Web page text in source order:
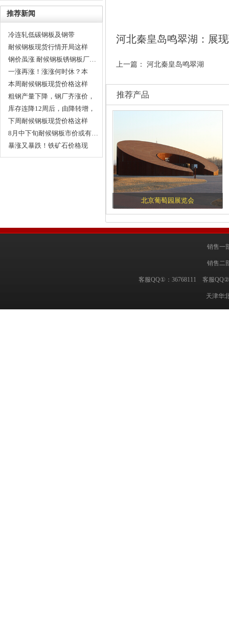
推荐新闻
冷连轧低碳钢板及钢带
耐候钢板现货行情开局这样
走…
钢价虽涨 耐候钢板锈钢板厂…
一涨再涨！涨涨何时休？本
周…
本周耐候钢板现货价格这样
走…
粗钢产量下降，钢厂齐涨价，
…
库存连降12周后，由降转增，
…
下周耐候钢板现货价格这样
走…
8月中下旬耐候钢板市价或有…
暴涨又暴跌！铁矿石价格现
巨…
河北秦皇岛鸣翠湖：展
上一篇： 河北秦皇岛鸣翠湖
推荐产品
北京葡萄园展览会
销售一
销售二
客服QQ①：36768111 客服
天津华